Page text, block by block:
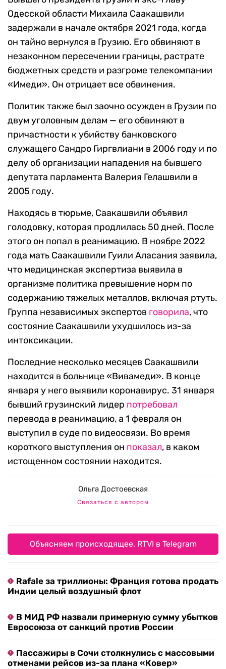
Одесской области Михаила Саакашвили
задержали в начале октября 2021 года, когда
он тайно вернулся в Грузию. Его обвиняют в
незаконном пересечении границы, растрате
бюджетных средств и разгроме телекомпании
«Имеди». Он отрицает все обвинения.
Политик также был заочно осужден в Грузии по
двум уголовным делам — его обвиняют в
причастности к убийству банковского
служащего Сандро Гиргвлиани в 2006 году и по
делу об организации нападения на бывшего
депутата парламента Валерия Гелашвили в
2005 году.
Находясь в тюрьме, Саакашвили объявил
голодовку, которая продлилась 50 дней. После
этого он попал в реанимацию. В ноябре 2022
года мать Саакашвили Гуили Аласания заявила,
что медицинская экспертиза выявила в
организме политика превышение норм по
содержанию тяжелых металлов, включая ртуть.
Группа независимых экспертов говорила, что
состояние Саакашвили ухудшилось из-за
интоксикации.
Последние несколько месяцев Саакашвили
находится в больнице «Вивамеди». В конце
января у него выявили коронавирус. 31 января
бывший грузинский лидер потребовал
перевода в реанимацию, а 1 февраля он
выступил в суде по видеосвязи. Во время
короткого выступления он показал, в каком
истощенном состоянии находится.
Ольга Достоевская
Связаться с автором
Объясняем происходящее. RTVI в Telegram
Rafale за триллионы: Франция готова продать
Индии целый воздушный флот
В МИД РФ назвали примерную сумму убытков
Евросоюза от санкций против России
Пассажиры в Сочи столкнулись с массовыми
отменами рейсов из-за плана «Ковер»